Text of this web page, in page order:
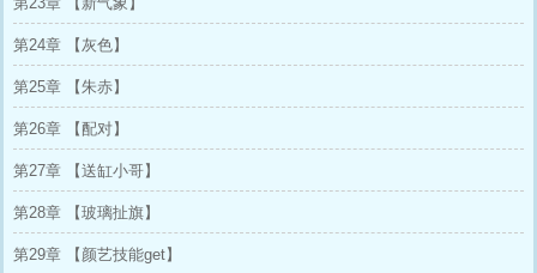
第24章 【灰色】
第25章 【朱赤】
第26章 【配对】
第27章 【送缸小哥】
第28章 【玻璃扯旗】
第29章 【颜艺技能get】